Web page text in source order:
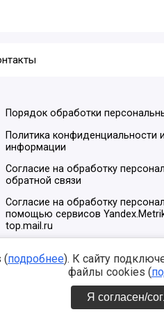
Порядок обработки
Политика конфиденциальности
информации
Согласие на обработку
обратной связи
Согласие на обработку
помощью сервисов
top.mail.ru
(подробнее). К сайту
файлы cookies (
Я согласен/